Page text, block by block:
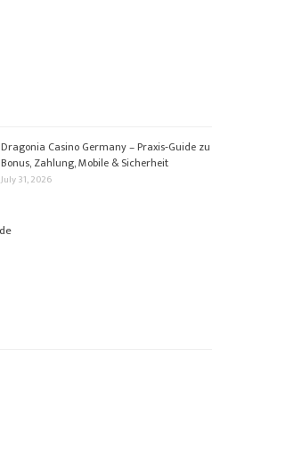
Dragonia Casino Germany – Praxis‑Guide zu
Bonus, Zahlung, Mobile & Sicherheit
July 31, 2026